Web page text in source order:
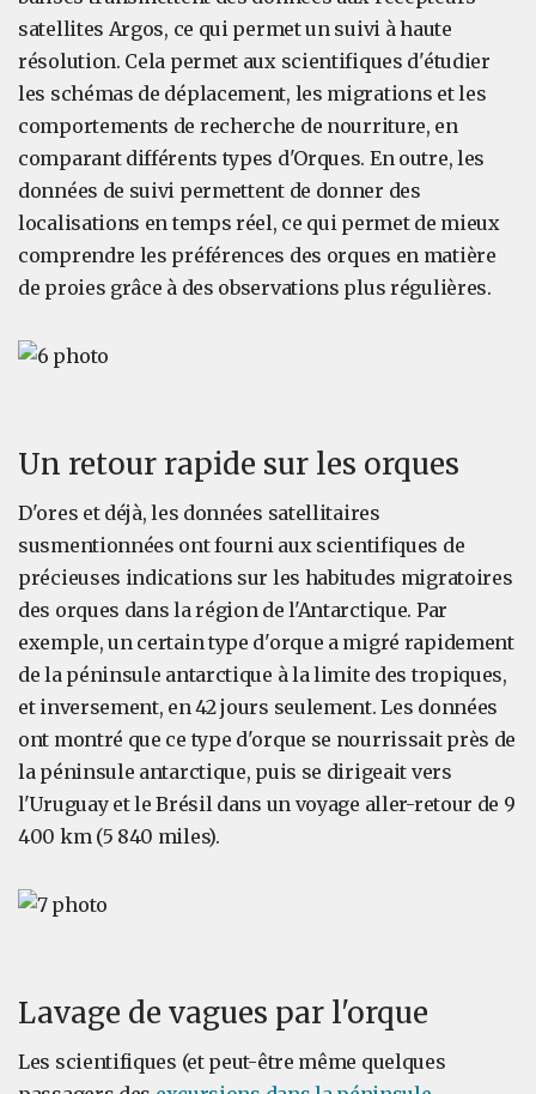
satellites Argos, ce qui permet un suivi à haute
résolution. Cela permet aux scientifiques d'étudier
les schémas de déplacement, les migrations et les
comportements de recherche de nourriture, en
comparant différents types d'Orques. En outre, les
données de suivi permettent de donner des
localisations en temps réel, ce qui permet de mieux
comprendre les préférences des orques en matière
de proies grâce à des observations plus régulières.
Un retour rapide sur les orques
D'ores et déjà, les données satellitaires
susmentionnées ont fourni aux scientifiques de
précieuses indications sur les habitudes migratoires
des orques dans la région de l'Antarctique. Par
exemple, un certain type d'orque a migré rapidement
de la péninsule antarctique à la limite des tropiques,
et inversement, en 42 jours seulement. Les données
ont montré que ce type d'orque se nourrissait près de
la péninsule antarctique, puis se dirigeait vers
l'Uruguay et le Brésil dans un voyage aller-retour de 9
400 km (5 840 miles).
Lavage de vagues par l'orque
Les scientifiques (et peut-être même quelques